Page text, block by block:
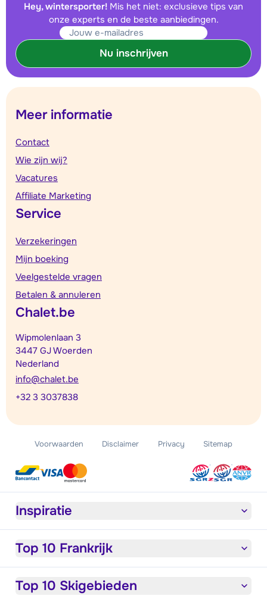
Hey, wintersporter! Mis het niet: exclusieve tips van
onze experts en de beste aanbiedingen.
Nu inschrijven
Meer informatie
Contact
Wie zijn wij?
Vacatures
Affiliate Marketing
Service
Verzekeringen
Mijn boeking
Veelgestelde vragen
Betalen & annuleren
Chalet.be
Wipmolenlaan 3
3447 GJ Woerden
Nederland
info@chalet.be
+32 3 3037838
Voorwaarden Disclaimer Privacy Sitemap
Inspiratie
Top 10 Frankrijk
Top 10 Skigebieden